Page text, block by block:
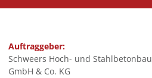
Auftraggeber:
Schweers Hoch- und Stahlbetonbau
GmbH & Co. KG